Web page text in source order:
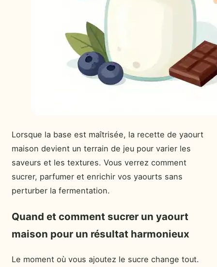
Lorsque la base est maîtrisée, la recette de yaourt
maison devient un terrain de jeu pour varier les
saveurs et les textures. Vous verrez comment
sucrer, parfumer et enrichir vos yaourts sans
perturber la fermentation.
Quand et comment sucrer un yaourt
maison pour un résultat harmonieux
Le moment où vous ajoutez le sucre change tout.